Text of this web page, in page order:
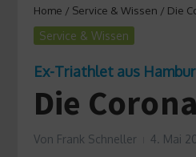
Home / Service & Wissen / Die
Service & Wissen
Ex-Triathlet aus
Die
Von Frank Schneller 4. Mai